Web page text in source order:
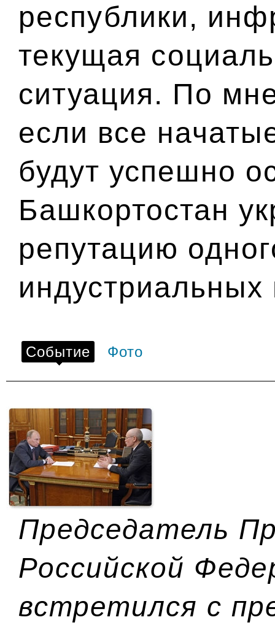
республики,
текущая
ситуация. По
если все
будут успешно
Башкортостан
репутацию
Событие Фото
Председатель
Российской
встретился с